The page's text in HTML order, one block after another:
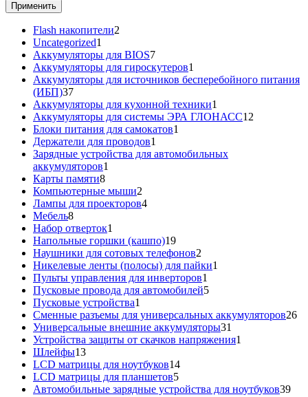
Применить
Flash накопители2
Uncategorized1
товар
Аккумуляторы для BIOS77
товаров
Аккумуляторы для гироскутеров1
товар
Аккумуляторы для источников бесперебойного питания
(ИБП)3737
товаров
Аккумуляторы для кухонной техники1
товар
Аккумуляторы для системы ЭРА ГЛОНАСС12
Блоки питания для самокатов1
Держатели для проводов1
товар
Зарядные устройства для автомобильных
аккумуляторов1
Карты памяти88
товаров
Компьютерные мыши2
товара
Лампы для проекторов44
Мебель88
товаров
Набор отверток1
товар
Напольные горшки (кашпо)1919
товаров
Наушники для сотовых телефонов2
товара
Никелевые ленты (полосы) для пайки1
Пульты управления для инверторов1
товар
Пусковые провода для автомобилей55
Пусковые устройства1
товар
Сменные разъемы для универсальных аккумуляторов2626
Универсальные внешние аккумуляторы31
товар
Устройства защиты от скачков напряжения1
Шлейфы1313
товаров
LCD матрицы для ноутбуков1414
LCD матрицы для планшетов55
товаров
Автомобильные зарядные устройства для ноутбуков3939